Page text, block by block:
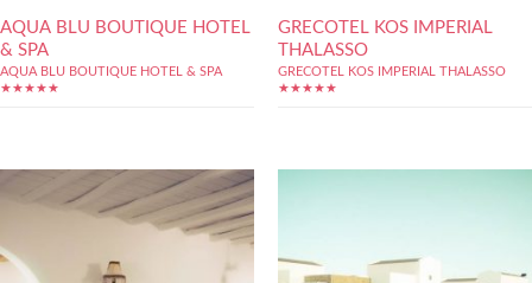
AQUA BLU BOUTIQUE HOTEL
& SPA
AQUA BLU BOUTIQUE HOTEL & SPA
★★★★★
GRECOTEL KOS IMPERIAL
THALASSO
GRECOTEL KOS IMPERIAL THALASSO
★★★★★